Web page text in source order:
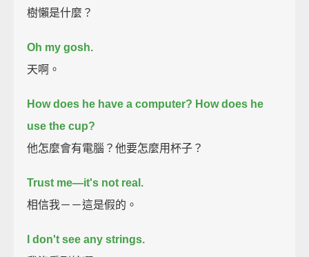
樹懶是什麼？
Oh my gosh.
天啊。
How does he have a computer? How does he
use the cup?
他怎麼會有電腦？他要怎麼用杯子？
Trust me—it's not real.
相信我－－這是假的。
I don't see any strings.